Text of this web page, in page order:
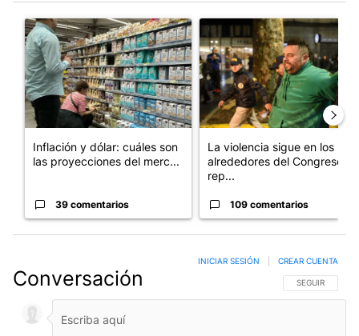
Un artículo de tendencia con el título "Inflación y dólar: cuáles
Inflación y dólar: cuáles son
las proyecciones del merc...
39 comentarios
Un artículo de tendencia con
La violencia sigue en los
alrededores del Congreso:
rep...
109 comentarios
Conversación SIGA ESTA
SEGUIR
INICIAR SESIÓN CREAR CUENTA